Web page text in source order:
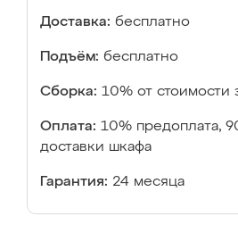
Доставка: бесплатно
Подъём: бесплатно
Сборка: 10% от стоимости
Оплата: 10% предоплата,
доставки шкафа
Гарантия: 24 месяца